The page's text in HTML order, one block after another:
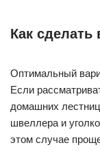
Как сделать
Оптимальный
Если
домашних
швеллера и
этом случае